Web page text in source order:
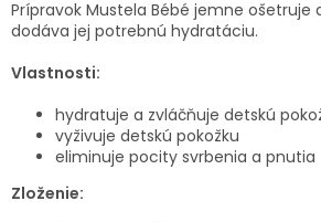
Prípravok Mustela Bébé jemne ošetruje
dodáva jej potrebnú hydratáciu.
Vlastnosti:
hydratuje a zvláčňuje detskú
vyživuje detskú pokožku
eliminuje pocity svrbenia a pnutia
Zloženie: